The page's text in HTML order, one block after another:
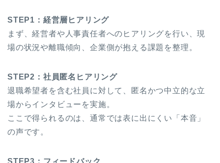
STEP1：経営層ヒアリング
まず、経営者や人事責任者へのヒアリングを行い、現
場の状況や離職傾向、企業側が抱える課題を整理。
STEP2：社員匿名ヒアリング
退職希望者を含む社員に対して、匿名かつ中立的な立
場からインタビューを実施。
ここで得られるのは、通常では表に出にくい「本音」
の声です。
STEP3：フィードバック